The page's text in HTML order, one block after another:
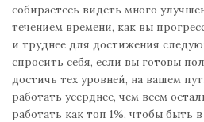
собираетесь видеть много
течением времени, как вы
и труднее для достижения
спросить себя, если вы готовы
достичь тех уровней, на вашем
работать усерднее, чем всем
работать как топ 1%, чтобы быть в